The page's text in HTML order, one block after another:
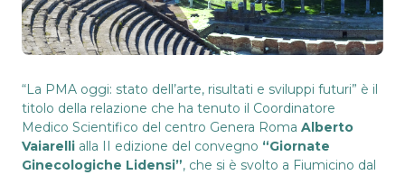
“La PMA oggi: stato dell’arte, risultati e sviluppi futuri” è il
titolo della relazione che ha tenuto il Coordinatore
Medico Scientifico del centro Genera Roma Alberto
Vaiarelli alla II edizione del convegno “Giornate
Ginecologiche Lidensi”, che si è svolto a Fiumicino dal